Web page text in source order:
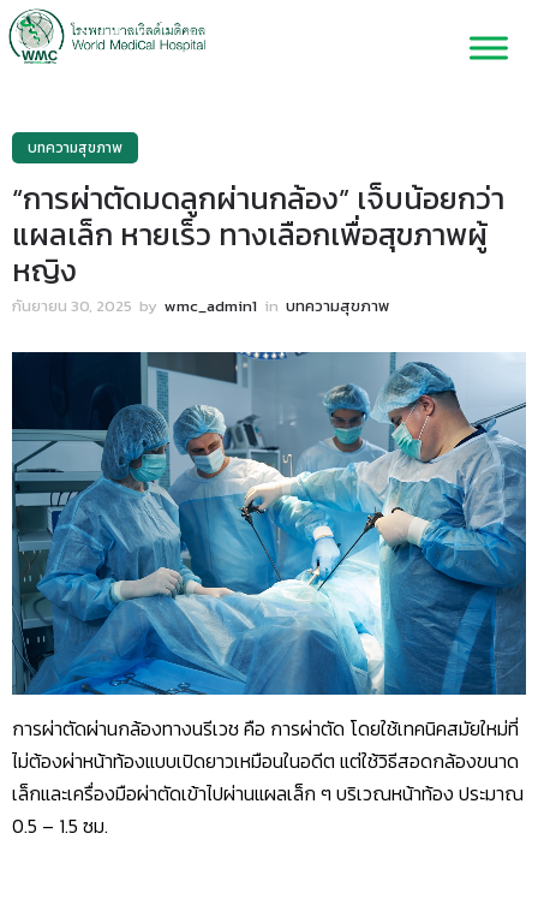
บทความสุขภาพ
“การผ่าตัดมดลูกผ่านกล้อง” เจ็บน้อยกว่า
แผลเล็ก หายเร็ว ทางเลือกเพื่อสุขภาพผู้
หญิง
กันยายน 30, 2025 by wmc_admin1 in บทความสุขภาพ
การผ่าตัดผ่านกล้องทางนรีเวช คือ การผ่าตัด โดยใช้เทคนิคสมัยใหม่ที่
ไม่ต้องผ่าหน้าท้องแบบเปิดยาวเหมือนในอดีต แต่ใช้วิธีสอดกล้องขนาด
เล็กและเครื่องมือผ่าตัดเข้าไปผ่านแผลเล็ก ๆ บริเวณหน้าท้อง ประมาณ
0.5 – 1.5 ซม.